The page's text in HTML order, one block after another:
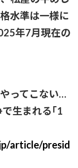
たいな画像…AIや
水準は一様に
年7月現在の
ってこない…
生まれる｢1
article/presid